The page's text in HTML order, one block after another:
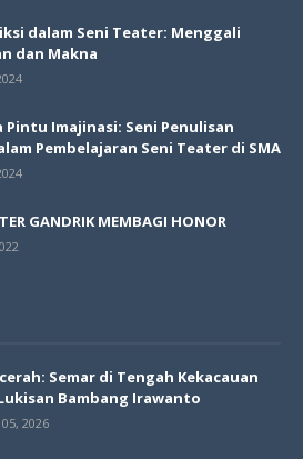
dalam Seni Teater: Menggali
dan Makna
Pintu Imajinasi: Seni Penulisan
Pembelajaran Seni Teater di SMA
GANDRIK MEMBAGI HONOR
Semar di Tengah Kekacauan
Bambang Irawanto
2026